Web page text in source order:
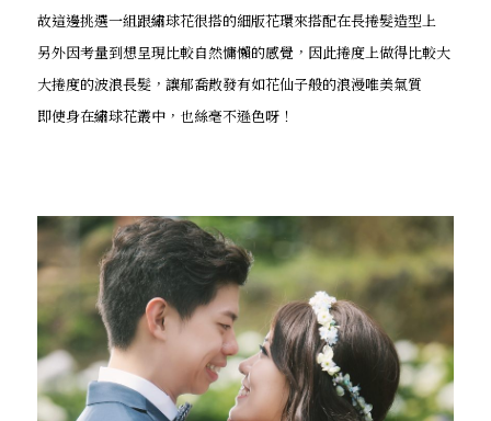
故這邊挑選一組跟繡球花很搭的細版花環來搭配在長捲髮造型上
另外因考量到想呈現比較自然慵懶的感覺，因此捲度上做得比較大
大捲度的波浪長髮，讓郁喬散發有如花仙子般的浪漫唯美氣質
即使身在繡球花叢中，也絲毫不遜色呀！